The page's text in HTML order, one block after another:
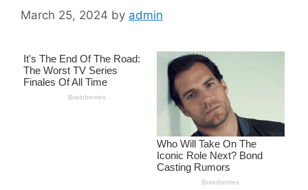
March 25, 2024 by admin